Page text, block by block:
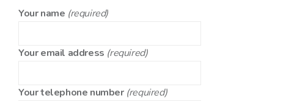
Your name (required)
Your email address (required)
Your telephone number (required)